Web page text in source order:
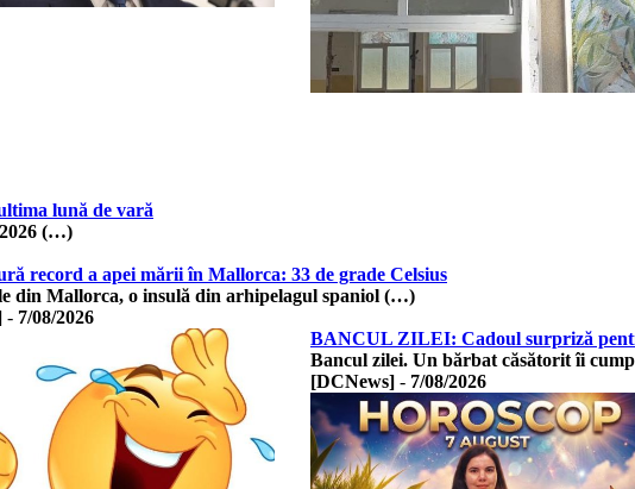
lună de vară
2026 (…)
record a apei mării în Mallorca: 33 de grade Celsius
din Mallorca, o insulă din arhipelagul spaniol (…)
- 7/08/2026
BANCUL ZILEI: Cadoul surpriză
Bancul zilei. Un bărbat căsătorit îi
[DCNews] - 7/08/2026